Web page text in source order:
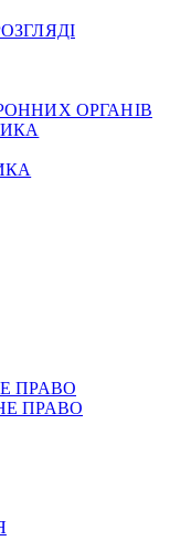
ОРГАНІВ
ПРАВО
ПРАВО